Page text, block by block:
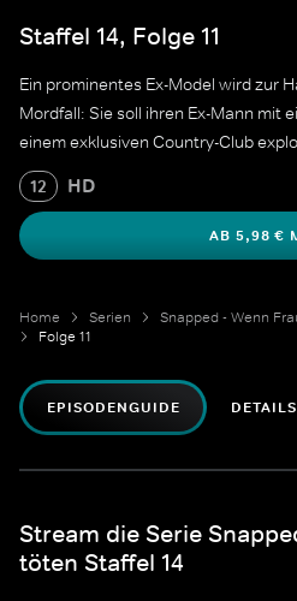
Staffel 14, Folge 11
Ein prominentes Ex-Model wird zur
Mordfall: Sie soll ihren Ex-Mann mit
einem exklusiven Country-Club
12 HD
AB 5,98 €
Home Serien Snapped - Wenn
Folge 11
EPISODENGUIDE DETAILS
Stream die Serie
töten Staffel 14